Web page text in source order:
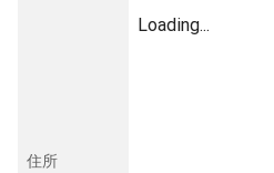
住所
Loading...